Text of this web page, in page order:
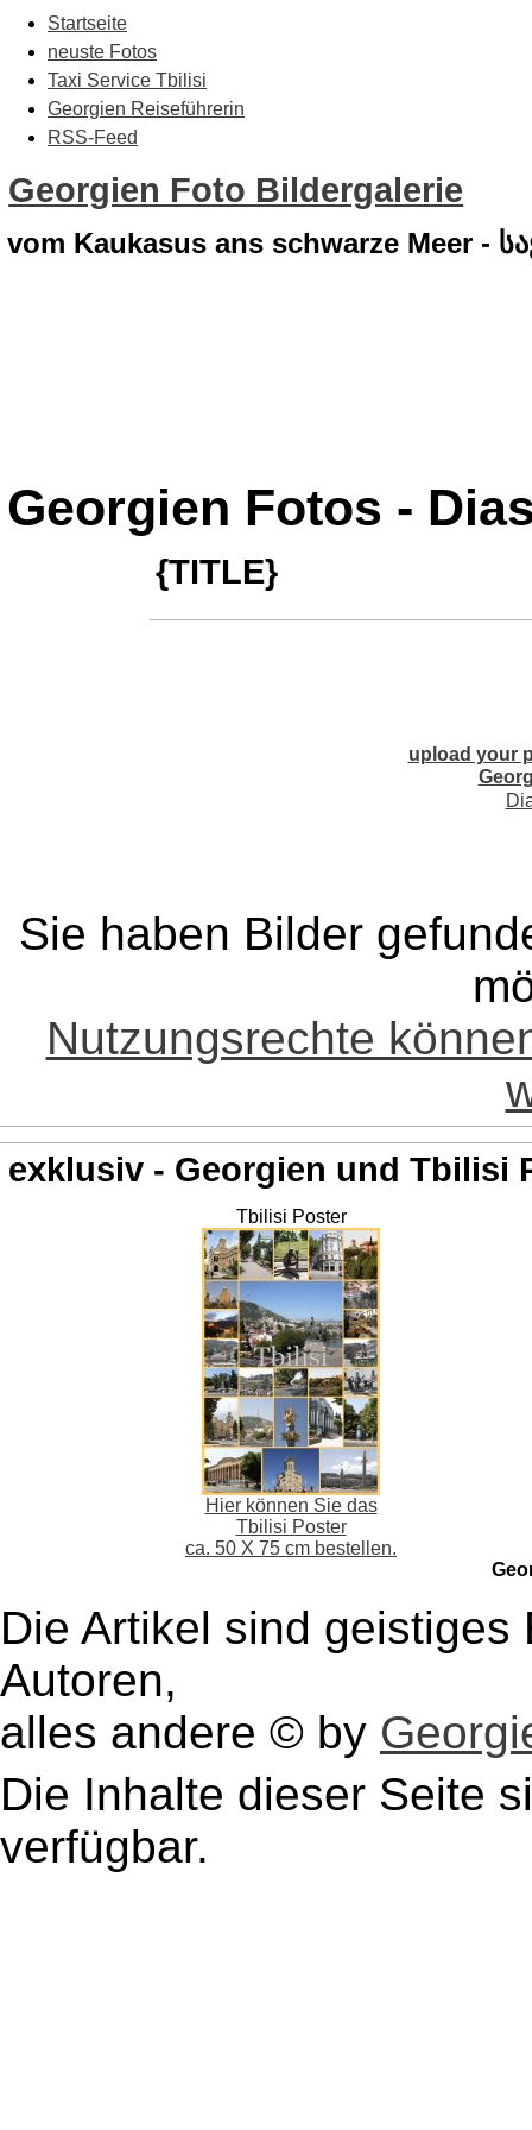
Startseite
neuste Fotos
Taxi Service Tbilisi
Georgien Reiseführerin
RSS-Feed
Georgien Foto Bildergalerie
vom Kaukasus ans schwarze Meer -
Georgien Fotos -
{TITLE}
upload your
Sie haben Bilder
Nutzungsrechte
exklusiv - Georgien und Tbilisi
Tbilisi Poster
Hier können Sie das
Tbilisi Poster
ca. 50 X 75 cm bestellen.
Die Artikel sind
Autoren,
alles andere © by
Die Inhalte dieser Seite
verfügbar.